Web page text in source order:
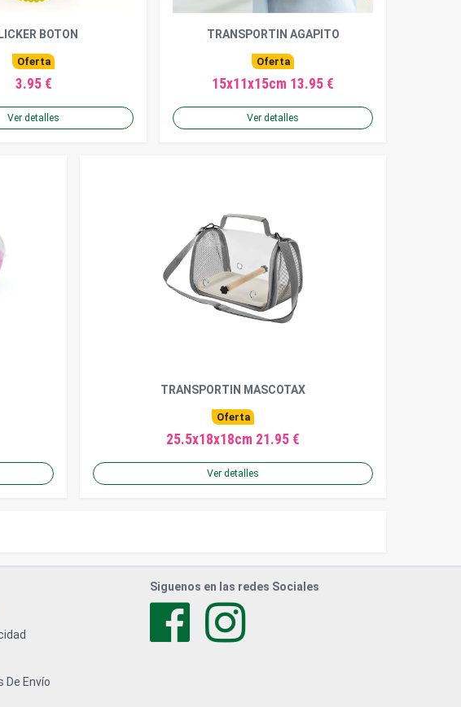
BOTON
Oferta
3.95 €
Ver detalles
TRANSPORTIN AGAPITO
Oferta
15x11x15cm 13.95 €
Ver detalles
TRANSPORTIN MASCOTAX
Oferta
25.5x18x18cm 21.95 €
Ver detalles
De Envío
Siguenos en las redes Sociales